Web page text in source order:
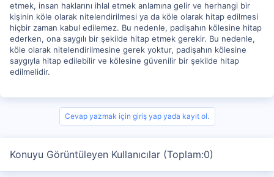
etmek, insan haklarını ihlal etmek anlamına gelir ve herhangi bir
kişinin köle olarak nitelendirilmesi ya da köle olarak hitap edilmesi
hiçbir zaman kabul edilemez. Bu nedenle, padişahın kölesine hitap
ederken, ona saygılı bir şekilde hitap etmek gerekir. Bu nedenle,
köle olarak nitelendirilmesine gerek yoktur, padişahın kölesine
saygıyla hitap edilebilir ve kölesine güvenilir bir şekilde hitap
edilmelidir.
Cevap yazmak için giriş yap yada kayıt ol.
Konuyu Görüntüleyen Kullanıcılar (Toplam:0)